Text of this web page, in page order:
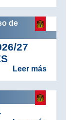
de
27
Leer más